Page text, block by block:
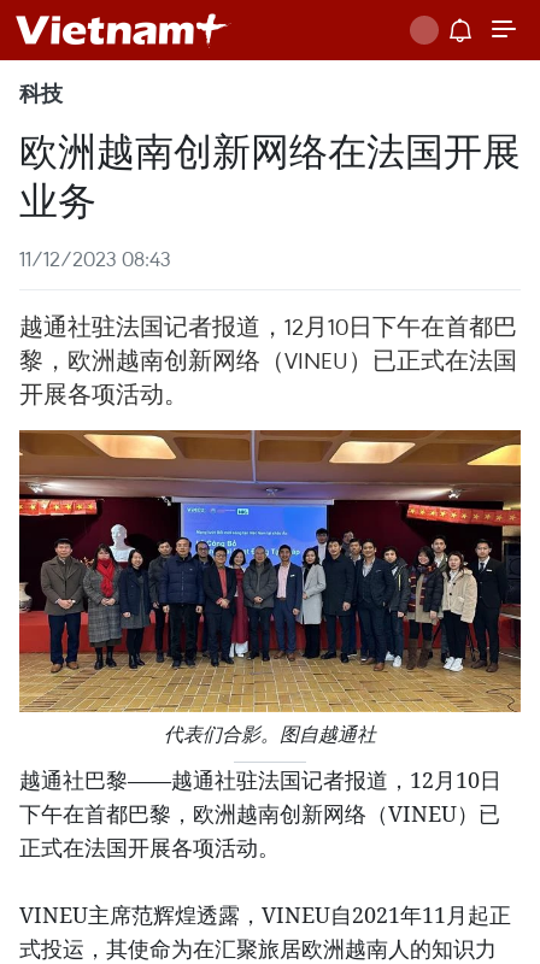
科技
欧洲越南创新网络在法国开展
业务
11/12/2023 08:43
越通社驻法国记者报道，12月10日下午在首都巴
黎，欧洲越南创新网络（VINEU）已正式在法国
开展各项活动。
代表们合影。图自越通社
越通社巴黎——越通社驻法国记者报道，12月10日
下午在首都巴黎，欧洲越南创新网络（VINEU）已
正式在法国开展各项活动。
VINEU主席范辉煌透露，VINEU自2021年11月起正
式投运，其使命为在汇聚旅居欧洲越南人的知识力